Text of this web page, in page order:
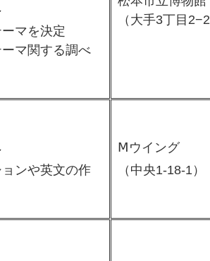
マを決定
マ関する調べ
（大手3丁目
ンや英文の作
Ⅿウイング
​（中央1-18-1）